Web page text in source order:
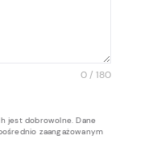
0 / 180
jest dobrowolne. Dane
zaangażowanym